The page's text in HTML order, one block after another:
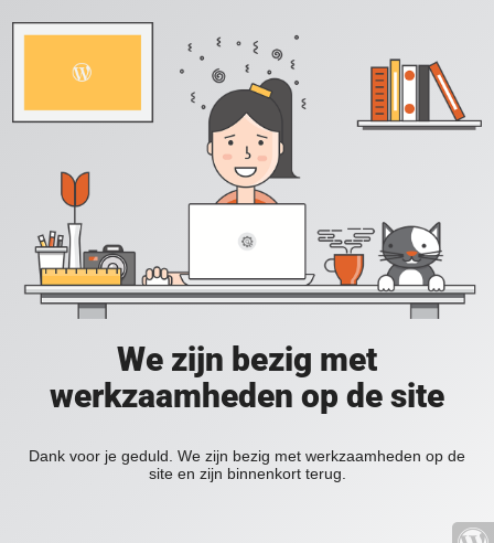
We zijn bezig met
werkzaamheden op de site
Dank voor je geduld. We zijn bezig met werkzaamheden op de
site en zijn binnenkort terug.